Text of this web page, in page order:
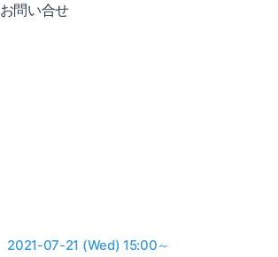
お問い合せ
2021-07-21 (Wed) 15:00～